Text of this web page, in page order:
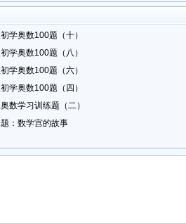
学奥数100题（十）
学奥数100题（八）
学奥数100题（六）
学奥数100题（四）
数学习训练题（二）
：数学宫的故事